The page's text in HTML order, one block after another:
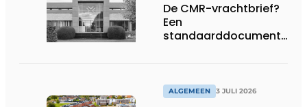
De CMR-vrachtbrief?
Een
standaarddocument
ALGEMEEN 3 JULI 2026